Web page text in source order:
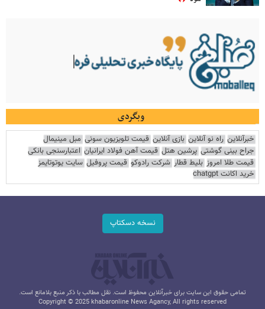
وبگردی
خبرآنلاین راه نو آنلاین بازی آنلاین قیمت تلویزیون سونی مبل مینیمال
جراح بینی گوشتی پرشین هتل قیمت آهن فولاد ایرانیان اعتبارسنجی بانکی
قیمت طلا امروز بلیط قطار شرکت رادوکو قیمت پروفیل سایت یوتوتایمز
خرید اکانت chatgpt
نسخه دسکتاپ
تمامی حقوق این سایت برای خبرآنلاین محفوظ است. نقل مطالب با ذکر منبع بلامانع است.
Copyright © 2025 khabaronline News Agancy, All rights reserved